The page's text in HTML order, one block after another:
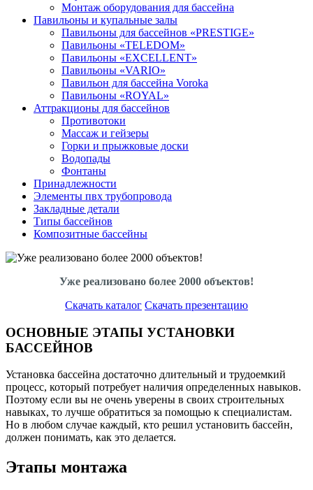
Монтаж оборудования для бассейна
Павильоны и купальные залы
Павильоны для бассейнов «PRESTIGE»
Павильоны «TELEDOM»
Павильоны «EXCELLENT»
Павильоны «VARIO»
Павильон для бассейна Voroka
Павильоны «ROYAL»
Аттракционы для бассейнов
Противотоки
Массаж и гейзеры
Горки и прыжковые доски
Водопады
Фонтаны
Принадлежности
Элементы пвх трубопровода
Закладные детали
Типы бассейнов
Композитные бассейны
Уже реализовано более 2000 объектов!
Скачать каталог Скачать презентацию
ОСНОВНЫЕ ЭТАПЫ УСТАНОВКИ
БАССЕЙНОВ
Установка бассейна достаточно длительный и трудоемкий
процесс, который потребует наличия определенных навыков.
Поэтому если вы не очень уверены в своих строительных
навыках, то лучше обратиться за помощью к специалистам.
Но в любом случае каждый, кто решил установить бассейн,
должен понимать, как это делается.
Этапы монтажа